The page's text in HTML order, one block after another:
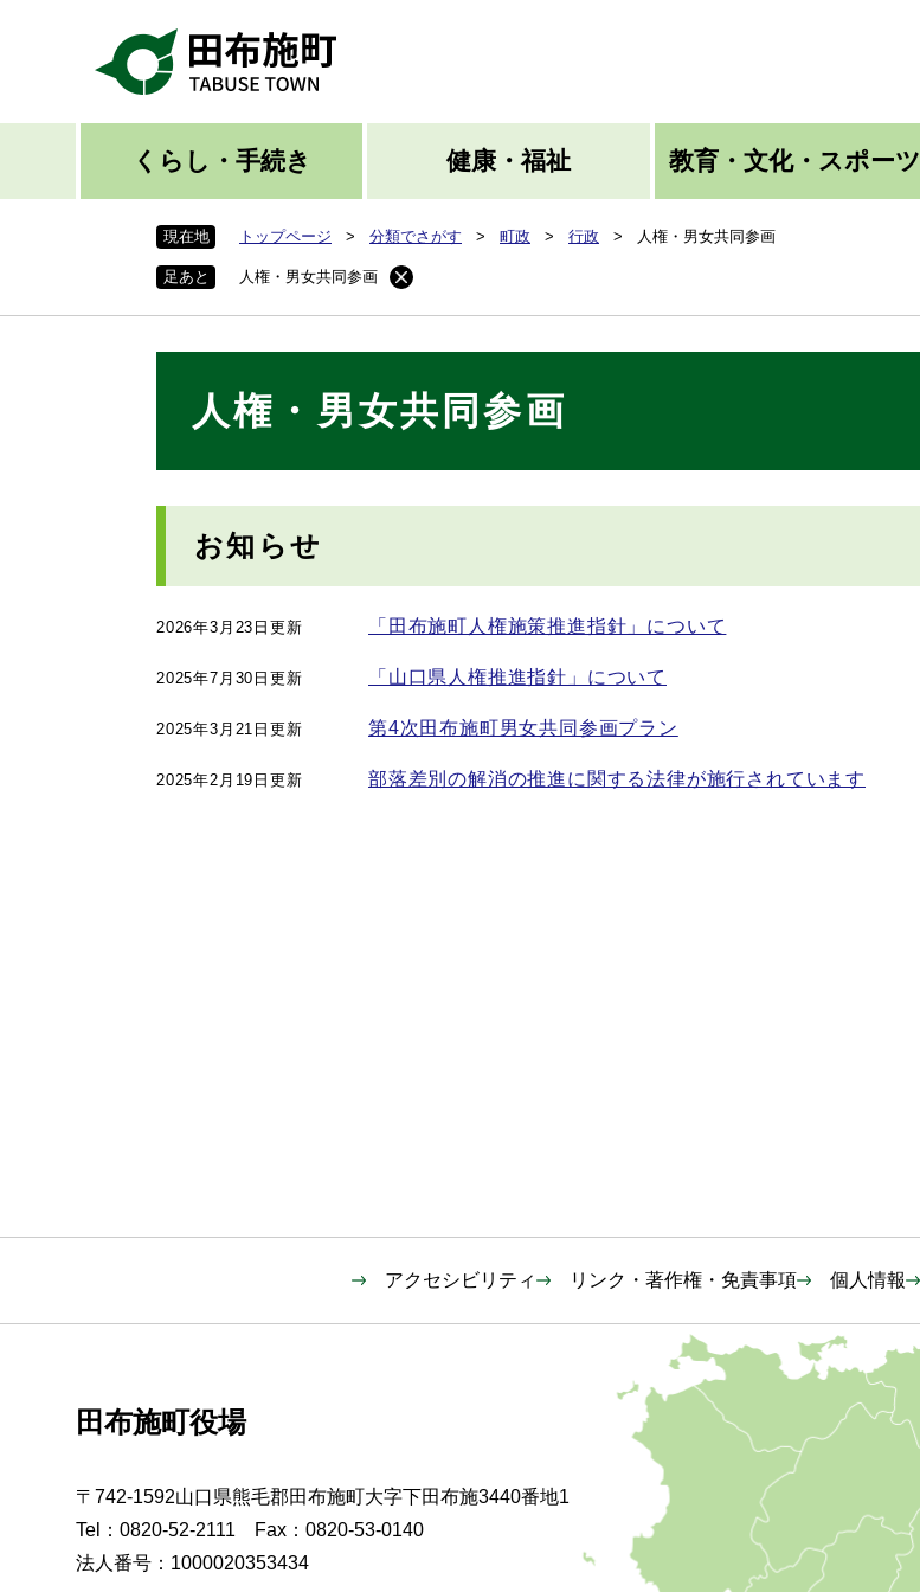
先
くらし・手続き 健康・福祉 教育・文化・スポーツ
現在地 トップページ > 分類でさがす > 町政 > 行政 > 人権・男女共同参画
足あと 人権・男女共同参画
人権・男女共同参画
お知らせ
2026年3月23日更新 「田布施町人権施策推進指針」について
2025年7月30日更新 「山口県人権推進指針」について
2025年3月21日更新 第4次田布施町男女共同参画プラン
2025年2月19日更新 部落差別の解消の推進に関する法律が施行されています
アクセシビリティ リンク・著作権・免責事項 個人情報
田布施町役場
〒742-1592山口県熊毛郡田布施町大字下田布施3440番地1
Tel：0820-52-2111 Fax：0820-53-0140
法人番号：1000020353434